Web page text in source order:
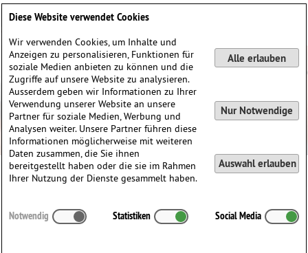
Alisher Latif-Zade
Latif-Zade
∗ inDushanbe, Tajikistan
Diese Website verwendet Cookies
Wir verwenden Cookies, um Inhalte und
Anzeigen zu personalisieren, Funktionen für
soziale Medien anbieten zu können und die
Zugriffe auf unsere Website zu analysieren.
Ausserdem geben wir Informationen zu Ihrer
Verwendung unserer Website an unsere
Partner für soziale Medien, Werbung und
Analysen weiter. Unsere Partner führen diese
Informationen möglicherweise mit weiteren
Daten zusammen, die Sie ihnen
bereitgestellt haben oder die sie im Rahmen
Ihrer Nutzung der Dienste gesammelt haben.
Alle erlauben
Nur Notwendige
Auswahl erlauben
Notwendig Statistiken Social Media